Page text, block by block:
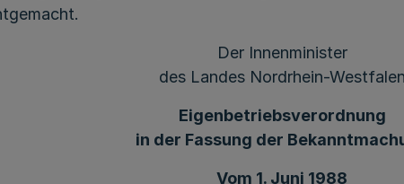
Der Innenminister
des Landes Nordrhein-Westfalen
Eigenbetriebsverordnung
in der Fassung der
Vom 1. Juni 1988